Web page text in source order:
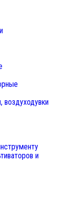
воздуходувки
и